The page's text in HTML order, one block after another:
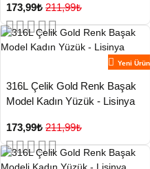
173,99₺ 211,99₺
Yeni Ürün
316L Çelik Gold Renk Başak
Model Kadın Yüzük - Lisinya
173,99₺ 211,99₺